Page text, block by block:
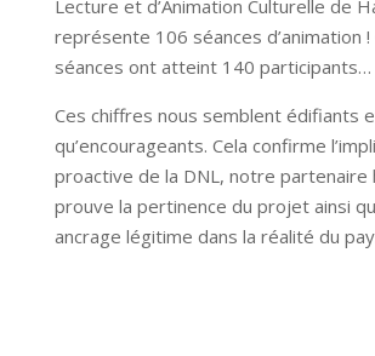
Lecture et d’Animation Culturelle de
représente 106 séances d’animation
séances ont atteint 140 participants…
Ces chiffres nous semblent édifiants
qu’encourageants. Cela confirme
proactive de la DNL, notre partenaire
prouve la pertinence du projet ainsi
ancrage légitime dans la réalité du